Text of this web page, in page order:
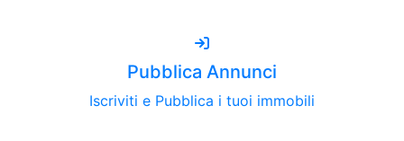
Pubblica Annunci
Iscriviti e Pubblica i tuoi immobili